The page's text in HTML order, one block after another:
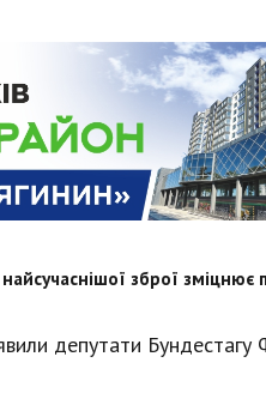
зброї
депутати